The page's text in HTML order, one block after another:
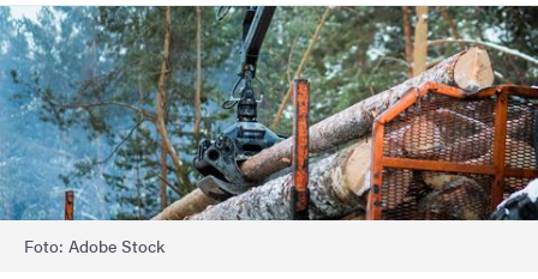
Om webbplatsen
Bild
Foto: Adobe Stock